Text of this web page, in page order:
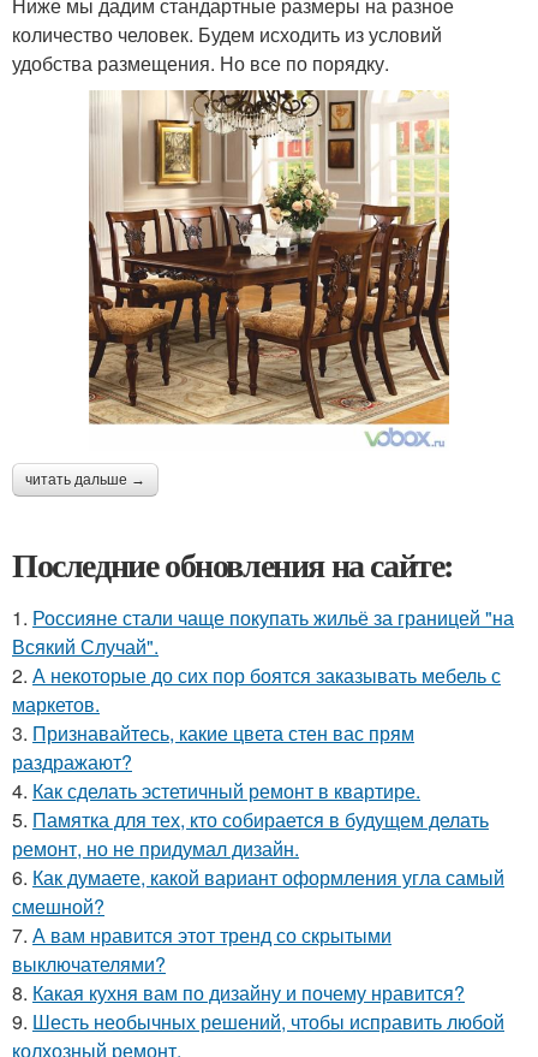
количество человек. Будем исходить из условий
удобства размещения. Но все по порядку.
читать дальше →
Последние обновления на сайте:
1. Россияне стали чаще покупать жильё за границей "на
Всякий Случай".
2. А некоторые до сих пор боятся заказывать мебель с
маркетов.
3. Признавайтесь, какие цвета стен вас прям
раздражают?
4. Как сделать эстетичный ремонт в квартире.
5. Памятка для тех, кто собирается в будущем делать
ремонт, но не придумал дизайн.
6. Как думаете, какой вариант оформления угла самый
смешной?
7. А вам нравится этот тренд со скрытыми
выключателями?
8. Какая кухня вам по дизайну и почему нравится?
9. Шесть необычных решений, чтобы исправить любой
колхозный ремонт.